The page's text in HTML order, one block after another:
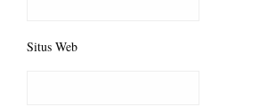
Situs Web